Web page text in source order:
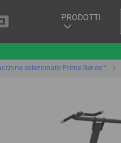
PRODOTTI
selezionate Prime Series™